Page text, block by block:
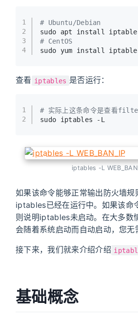
1
2
3
4
# Ubuntu/Debian
sudo apt install
# CentOS
sudo yum install
查看 iptables 是否运行：
1
2
# 实际上这条命令是查看
sudo iptables -L
iptables -L
如果该命令能够正常输出防火墙规
iptables已经在运行中。如果该命
则说明iptables未启动。在大多数
会随着系统启动而自动启动，您无
接下来，我们就来介绍介绍
基础概念